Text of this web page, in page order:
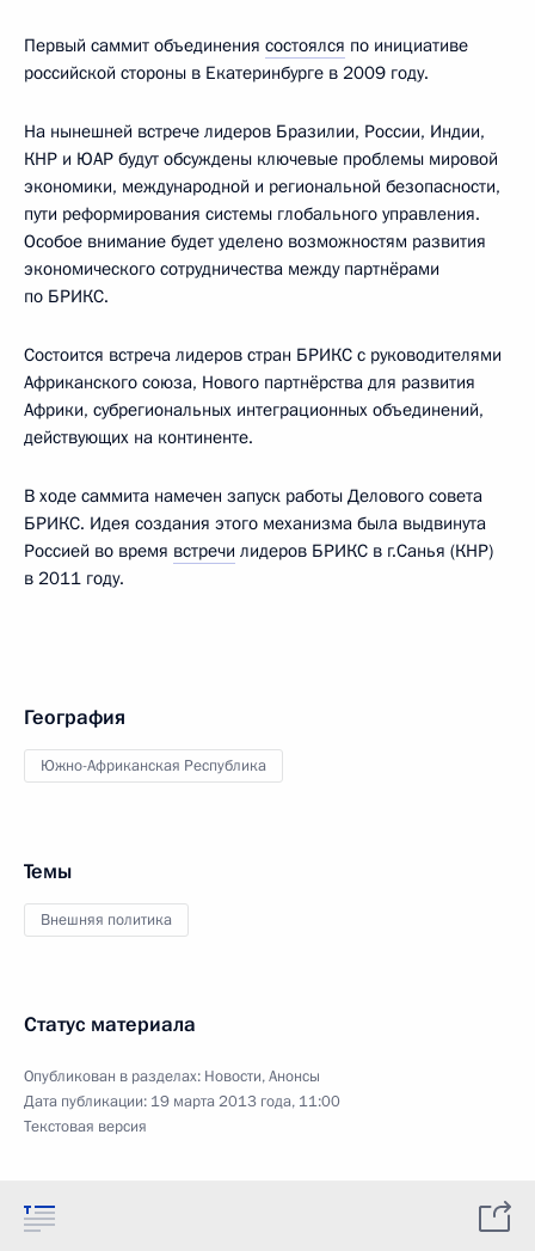
Первый саммит объединения состоялся по инициативе
российской стороны в Екатеринбурге в 2009 году.
На нынешней встрече лидеров Бразилии, России, Индии,
КНР и ЮАР будут обсуждены ключевые проблемы мировой
экономики, международной и региональной безопасности,
пути реформирования системы глобального управления.
Особое внимание будет уделено возможностям развития
экономического сотрудничества между партнёрами
по БРИКС.
Состоится встреча лидеров стран БРИКС с руководителями
Африканского союза, Нового партнёрства для развития
Африки, субрегиональных интеграционных объединений,
действующих на континенте.
В ходе саммита намечен запуск работы Делового совета
БРИКС. Идея создания этого механизма была выдвинута
Россией во время встречи лидеров БРИКС в г.Санья (КНР)
в 2011 году.
География
Южно-Африканская Республика
Темы
Внешняя политика
Статус материала
Опубликован в разделах: Новости,Анонсы
Дата публикации: 19 марта 2013 года, 11:00
Текстовая версия